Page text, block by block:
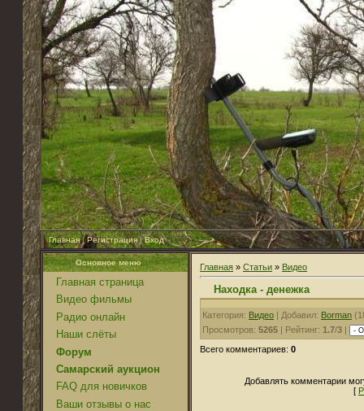
Главная|Регистрация|Вход
Основное меню
Главная страница
Видео фильмы
Радио онлайн
Наши слёты
Форум
Самарский аукцион
FAQ для новичков
Ваши отзывы о нас
Главная » Статьи » Видео
Находка - денежка
Категория: Видео | Добавил: Borman
Просмотров: 5265 | Рейтинг: 1.7/3 |
Всего комментариев: 0
Добавлять комментарии
[